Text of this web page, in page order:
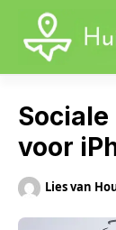
content
voor
Lies van